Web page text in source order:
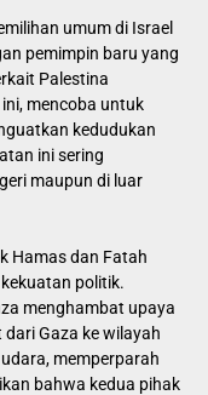
umum di Israel
pemimpin baru yang
Palestina
mencoba untuk
kedudukan
ini sering
maupun di luar
Hamas dan Fatah
politik.
menghambat upaya
Gaza ke wilayah
memperparah
bahwa kedua pihak